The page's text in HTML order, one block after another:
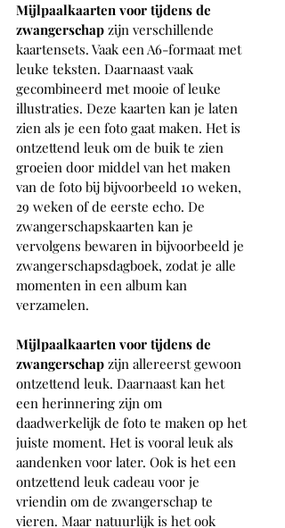
Mijlpaalkaarten voor tijdens de
zwangerschap zijn verschillende
kaartensets. Vaak een A6-formaat met
leuke teksten. Daarnaast vaak
gecombineerd met mooie of leuke
illustraties. Deze kaarten kan je laten
zien als je een foto gaat maken. Het is
ontzettend leuk om de buik te zien
groeien door middel van het maken
van de foto bij bijvoorbeeld 10 weken,
29 weken of de eerste echo. De
zwangerschapskaarten kan je
vervolgens bewaren in bijvoorbeeld je
zwangerschapsdagboek, zodat je alle
momenten in een album kan
verzamelen.
Mijlpaalkaarten voor tijdens de
zwangerschap zijn allereerst gewoon
ontzettend leuk. Daarnaast kan het
een herinnering zijn om
daadwerkelijk de foto te maken op het
juiste moment. Het is vooral leuk als
aandenken voor later. Ook is het een
ontzettend leuk cadeau voor je
vriendin om de zwangerschap te
vieren. Maar natuurlijk is het ook